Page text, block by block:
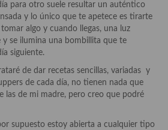
espesantes y aditivos
platos celebres, cocineros, críticos,
cosas
la comida
para otro suele resultar un auténtico
y lo único que te apetece es tirarte
algo y cuando llegas, una luz
se ilumina una bombillita que te
siguiente.
de dar recetas sencillas, variadas y
de cada día, no tienen nada que
las de mi madre, pero creo que podré
supuesto estoy abierta a cualquier tipo